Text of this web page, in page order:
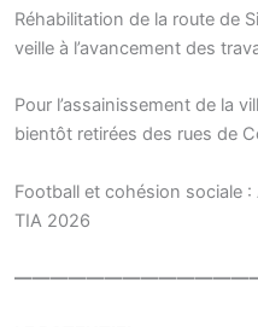
Réhabilitation de la route de
veille à l’avancement des
Pour l’assainissement de la
bientôt retirées des rues de
Football et cohésion sociale
TIA 2026